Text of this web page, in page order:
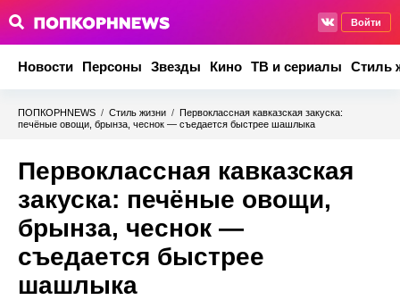
Войти
Новости Персоны Звезды Кино ТВ и сериалы Стиль
ПОПКОРНNEWS / Стиль жизни / Первоклассная кавказская закуска:
печёные овощи, брынза, чеснок — съедается быстрее шашлыка
Первоклассная кавказская
закуска: печёные овощи,
брынза, чеснок —
съедается быстрее
шашлыка